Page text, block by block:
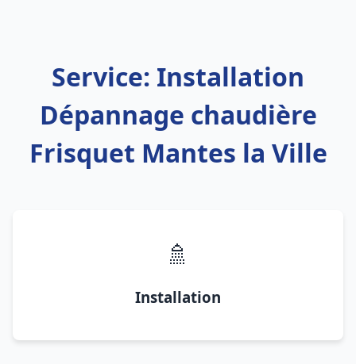
Service: Installation
Dépannage chaudière
Frisquet Mantes la Ville
🚿
Installation